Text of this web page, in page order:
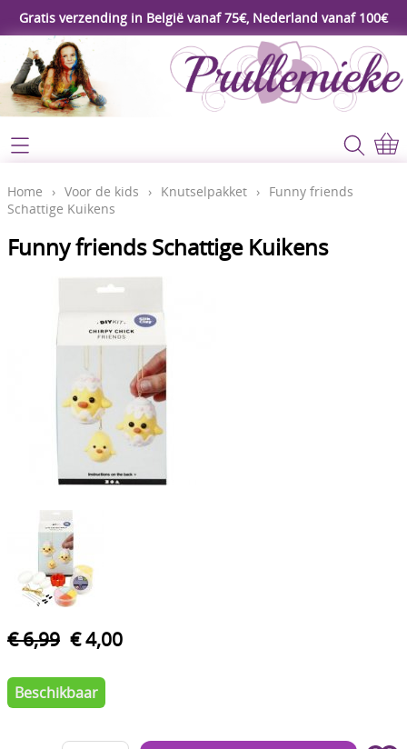
Gratis verzending in België vanaf 75€, Nederland vanaf 100€
Webshop
Koopjeshoek
****Nieuw****
Workshop
Gereedschap
Lijm - Tape - Magneten
Papier - karton - enveloppen
Kaarten maken - Scrapbook
Boetseren - Modelleren
Verf en Co°
Bullet Journalling
Tekenen - Schrijven - kleuren
Haken - Vilt
Kleuren - verf - Mediums
Home
Contact
Mijn account
Video's
Home › Voor de kids › Knutselpakket › Funny friends
Schattige Kuikens
Funny friends Schattige Kuikens
€ 6,99 € 4,00
Beschikbaar